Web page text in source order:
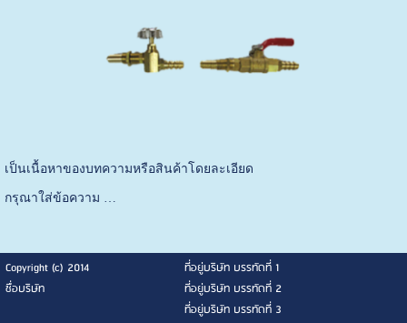
เป็นเนื้อหาของบทความหรือสินค้าโดยละเอียด
กรุณาใส่ข้อความ …
Copyright (c) 2014
ที่อยู่บริษัท บรรทัดที่ 1
ชื่อบริษัท
ที่อยู่บริษัท บรรทัดที่ 2
ที่อยู่บริษัท บรรทัดที่ 3